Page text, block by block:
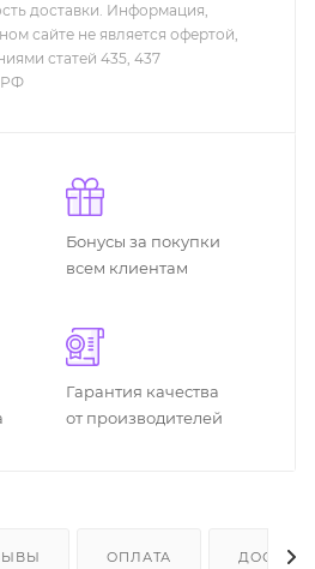
доставки. Информация,
сайте не является офертой,
статей 435, 437
РФ
Бонусы за покупки
всем клиентам
Гарантия качества
от производителей
ОПЛАТА